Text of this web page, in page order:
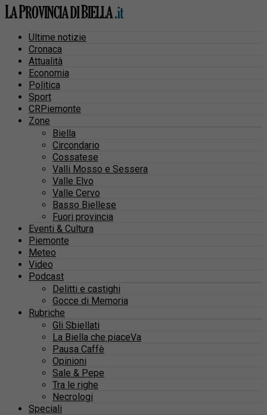
Ultime notizie
Cronaca
Attualità
Economia
Politica
Sport
CRPiemonte
Zone
Biella
Circondario
Cossatese
Valli Mosso e Sessera
Valle Elvo
Valle Cervo
Basso Biellese
Fuori provincia
Eventi & Cultura
Piemonte
Meteo
Video
Podcast
Delitti e castighi
Gocce di Memoria
Rubriche
Gli Sbiellati
La Biella che piaceVa
Pausa Caffè
Opinioni
Sale & Pepe
Tra le righe
Necrologi
Speciali